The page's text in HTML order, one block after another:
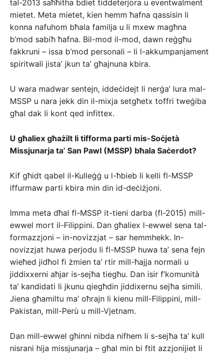
tal-2013 saħħitha bdiet tiddeterjora u eventwalment
mietet. Meta mietet, kien hemm ħafna qassisin li
konna nafuhom bħala familja u li mxew magħna
b’mod sabiħ ħafna. Bil-mod il-mod, dawn reġgħu
fakkruni – issa b’mod personali – li l-akkumpanjament
spiritwali jista’ jkun ta’ għajnuna kbira.
U wara madwar sentejn, iddeċidejt li nerġa’ lura mal-
MSSP u nara jekk din il-mixja setgħetx toffri tweġiba
għal dak li kont qed infittex.
U għaliex għażilt li tifforma parti mis-Soċjetà
Missjunarja ta’ San Pawl (MSSP) bħala Saċerdot?
Kif għidt qabel il-Kulleġġ u l-ħbieb li kelli fl-MSSP
iffurmaw parti kbira min din id-deċiżjoni.
Imma meta dħal fl-MSSP it-tieni darba (fl-2015) mill-
ewwel mort il-Filippini. Dan għaliex l-ewwel sena tal-
formazzjoni – in-novizzjat – sar hemmhekk. In-
novizzjat huwa perjodu li fl-MSSP huwa ta’ sena fejn
wieħed jidħol fi żmien ta’ rtir mill-ħajja normali u
jiddixxerni aħjar is-sejħa tiegħu. Dan isir f’komunità
ta’ kandidati li jkunu qiegħdin jiddixernu sejħa simili.
Jiena għamiltu ma’ oħrajn li kienu mill-Filippini, mill-
Pakistan, mill-Perù u mill-Vjetnam.
Dan mill-ewwel għinni nibda nifhem li s-sejħa ta’ kull
nisrani hija missjunarja – għal min bi ftit azzjonijiet li